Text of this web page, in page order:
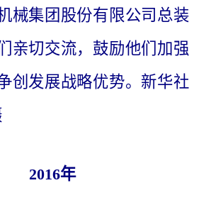
械集团股份有限公司总装
亲切交流，鼓励他们加强
创发展战略优势。新华社
2016年